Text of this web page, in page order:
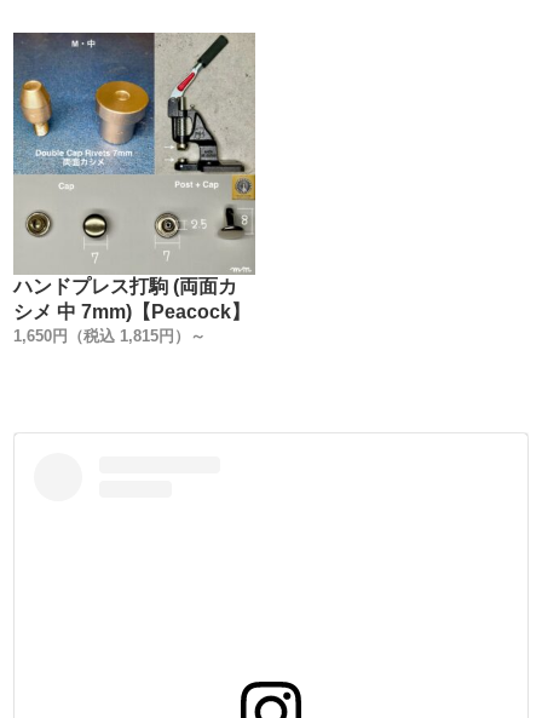
②大袋販売 (①よりお買い得です)
③箱販売 (②より更にお買い得です)
用途に合わせてお選び下さい。
・
【製造国】
金具は全て安全性・信頼性の高い【日本製】です。
・
【足の長さの別注品】
箱単位になりますが、ご注文を承っております。
金具をカートに入れ、【備考欄】にご希望の足の長さや、
お持ちの情報を入力してメールして下さい。
お見積もりメールを返信致します。
(金具形状により、出来ない又は、ロットが多くなる場合も
ハンドプレス打駒 (両面カ
シメ 中 7mm)【Peacock】
1,650円（税込 1,815円）～